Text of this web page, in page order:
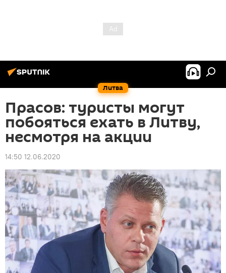
Литва
Прасов: туристы могут
побояться ехать в Литву,
несмотря на акции
14:50 12.06.2020